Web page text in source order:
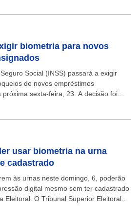
biometria para novos
Social (INSS) passará a exigir
de novos empréstimos
sexta-feira, 23. A decisão foi
usar biometria na urna
cadastrado
às urnas neste domingo, 6, poderão
digital mesmo sem ter cadastrado
Eleitoral. O Tribunal Superior Eleitoral